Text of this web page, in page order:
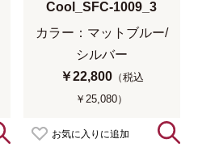
お気に入りに追加
Cool_SFC-1009_3
カラー：マットブルー/
シルバー
￥22,800（税込
￥25,080）